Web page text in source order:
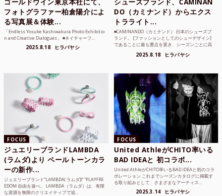
フォトグラファー柏倉陽介によ
る写真展＆体験...
「Endless Yosuke Kashiwakura Photo Exhibitio
n and Creative Dialogues」 ■ネイチャーフ...
2025.8.18 ヒラバヤシ
DO（カミナンド）からエクス
トラライト...
■CAMINANDO（カミナンド） 日本のシューズブ
ランド。 [ファッションとしてのシューデザイン]
であることに最も重点を置き、シーズンごとに高
2025.8.18 ヒラバヤシ
FOCUS
ジュエリーブランドLAMBDA
(ラムダ)より ペールトーンカラ
ーの新作...
ジュエリーブランド“LAMBDA( ラムダ))” “PLAYFRE
EDOM 自由を遊べ。 LAMBDA（ラムダ）は、有限
な資源を無限のクリエイティブで追...
FOCUS
United AthleがCHITO率いる
BAD IDEAと 初コラボ...
United AthleがCHITO率いるBAD IDEAと初のコラ
ボレーション これまでシーズンカタログに掲載す
る取り組みとして、さまざまなアーティス...
2025.3.14 ヒラバヤシ